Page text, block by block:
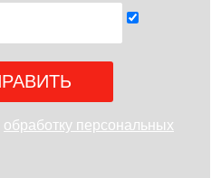
обработку персональных